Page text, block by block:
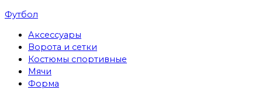
Футбол
Аксессуары
Ворота и сетки
Костюмы спортивные
Мячи
Форма